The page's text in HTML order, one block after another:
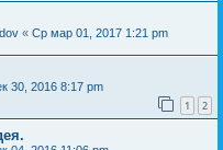
« Ср мар 01, 2017 1:21 pm
30, 2016 8:17 pm
1 2